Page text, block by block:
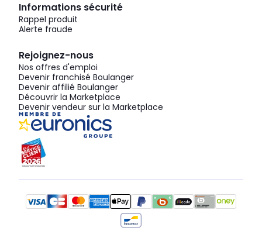
Informations sécurité
Rappel produit
Alerte fraude
Rejoignez-nous
Nos offres d'emploi
Devenir franchisé Boulanger
Devenir affilié Boulanger
Découvrir la Marketplace
Devenir vendeur sur la Marketplace